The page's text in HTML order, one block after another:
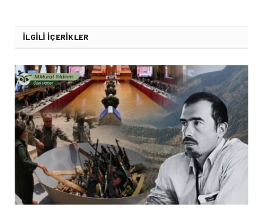
İLGILI İÇERIKLER